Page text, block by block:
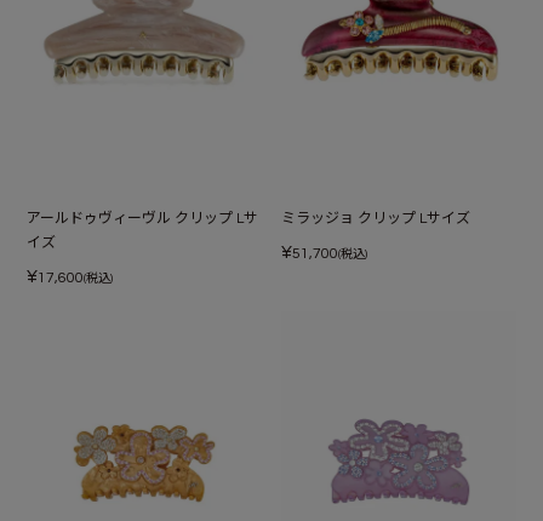
アールドゥヴィーヴル クリップ Lサ
イズ
¥17,600(税込)
ミラッジョ クリップ Lサイズ
¥51,700(税込)